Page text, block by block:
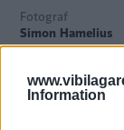
Information
Fotograf
Simon Hamelius